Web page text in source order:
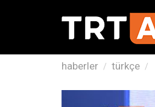
haberler türkçe